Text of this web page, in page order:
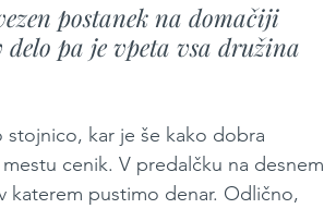
postanek na domačiji
pa je vpeta vsa družina
kar je še kako dobra
cenik. V predalčku na desnem
katerem pustimo denar. Odlično,